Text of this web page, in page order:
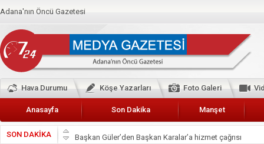
Adana'nın Öncü Gazetesi
Hava Durumu Köşe Yazarları Foto Galeri
Anasayfa Son Dakika Manşet
SON DAKİKA
Başkan Güler’den Başkan Karalar’a hizmet çağrısı